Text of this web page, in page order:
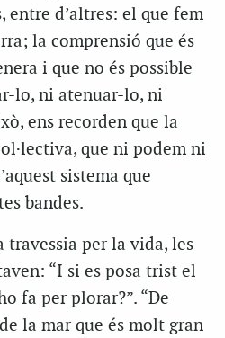
entre d’altres: el que fem
la comprensió que és
i que no és possible
lo, ni atenuar-lo, ni
ens recorden que la
que ni podem ni
sistema que
bandes.
travessia per la vida, les
“I si es posa trist el
fa per plorar?”. “De
la mar que és molt gran